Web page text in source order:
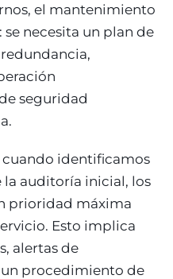
el mantenimiento
necesita un plan de
seguridad
cuando identificamos
auditoría inicial, los
prioridad máxima
Esto implica
alertas de
procedimiento de